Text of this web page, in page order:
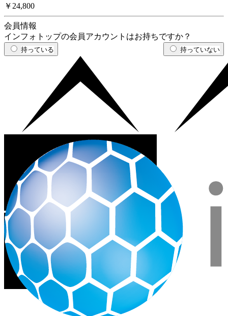
￥24,800
会員情報
インフォトップの会員アカウントはお持ちですか？
持っている 持っていない